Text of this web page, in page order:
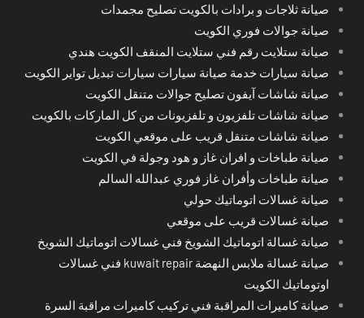
صيانة ثلاجات و برادات بالكويت تصليح مجمدات
صيانة جوالات فوري الكويت
صيانة ستلايت رقم فني ستلايت المنقف الكويت هندي
صيانة سيارات خدمة صيانة سيارات سيارات تبديل تواير الكويت
صيانة شاشات آيفون تصليح جوالات متنقل الكويت
صيانة شاشات تلفزيون و تلفزيونات من كل الماركات بالكويت
صيانة شاشات متنقل قريب على موقعي الكويت
صيانة طباخات و افران غاز و هود وجولة في الكويت
صيانة طباخات وأفران غاز فوري عبدالله السالم
صيانة غسالات اتوماتيك حولي
صيانة غسالات قريب على موقعي
صيانة غسالة اتوماتيك الشويخ فني غسالات اتوماتيك الشويخ
صيانة غسالة ملابس النهضة kuwait repair فني غسالات
اوتوماتيك الكويت
صيانة كاميرات المراقبة فني تركيب كاميرات مراقبة السرة